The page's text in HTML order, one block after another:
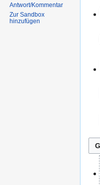
Antwort/Kommentar
Zur Sandbox
hinzufügen